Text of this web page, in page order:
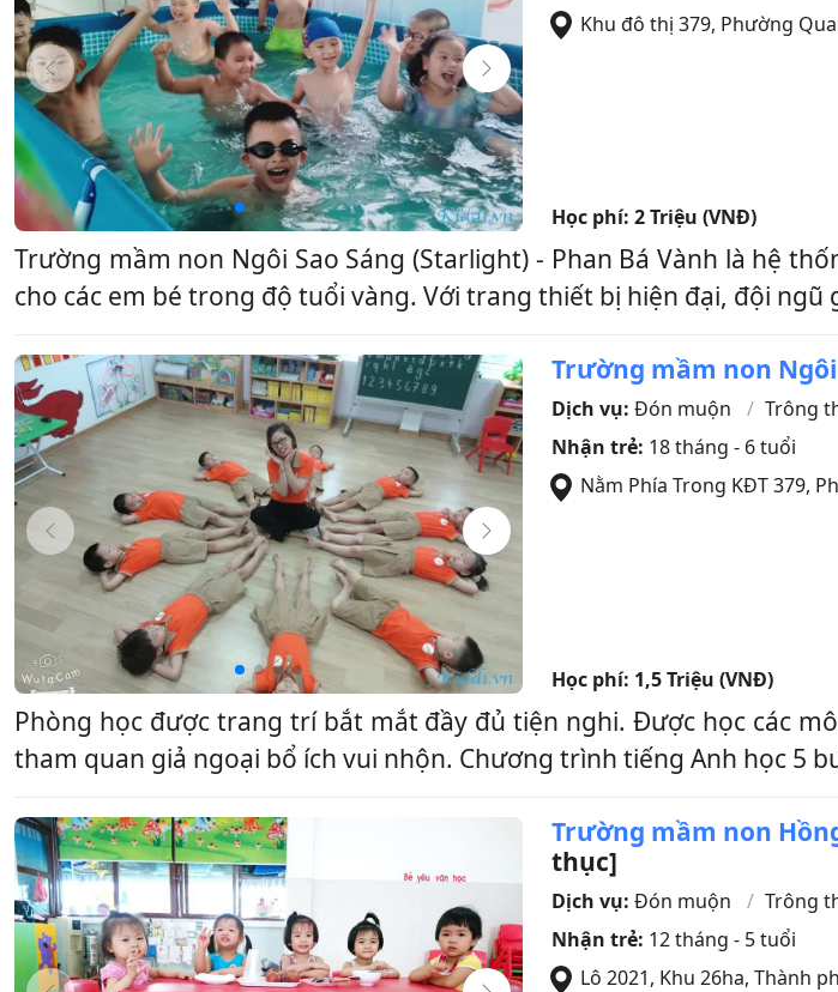
Khu đô thị 379, Phường
Học phí: 2 Triệu (VNĐ)
Trường mầm non Ngôi Sao Sáng (Starlight) - Phan Bá Vành là hệ
cho các em bé trong độ tuổi vàng. Với trang thiết bị hiện đại, đội ngũ
Trường mầm non
Dịch vụ: Đón muộn Trông
Nhận trẻ: 18 tháng - 6 tuổi
Nằm Phía Trong KĐT 379,
Học phí: 1,5 Triệu (VNĐ)
Phòng học được trang trí bắt mắt đầy đủ tiện nghi. Được học các
tham quan giả ngoại bổ ích vui nhộn. Chương trình tiếng Anh học 5
Trường mầm non
thục]
Dịch vụ: Đón muộn Trông
Nhận trẻ: 12 tháng - 5 tuổi
Lô 2021, Khu 26ha, Thành